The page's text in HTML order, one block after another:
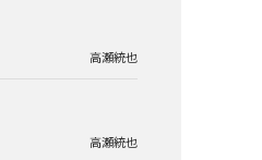
高瀬統也
高瀬統也